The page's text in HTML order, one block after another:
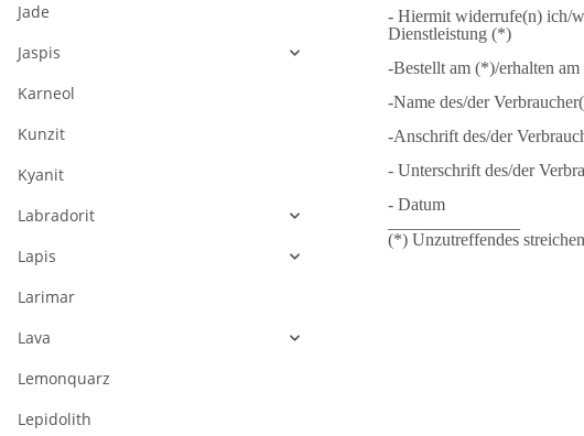
- Hiermit widerrufe(n) ich/
Dienstleistung (*)
-Bestellt am (*)/erhalten
-Name des/der
-Anschrift des/der
- Unterschrift des/der
- Datum
(*) Unzutreffendes
Jade
Jaspis
Karneol
Kunzit
Kyanit
Labradorit
Lapis
Larimar
Lava
Lemonquarz
Lepidolith